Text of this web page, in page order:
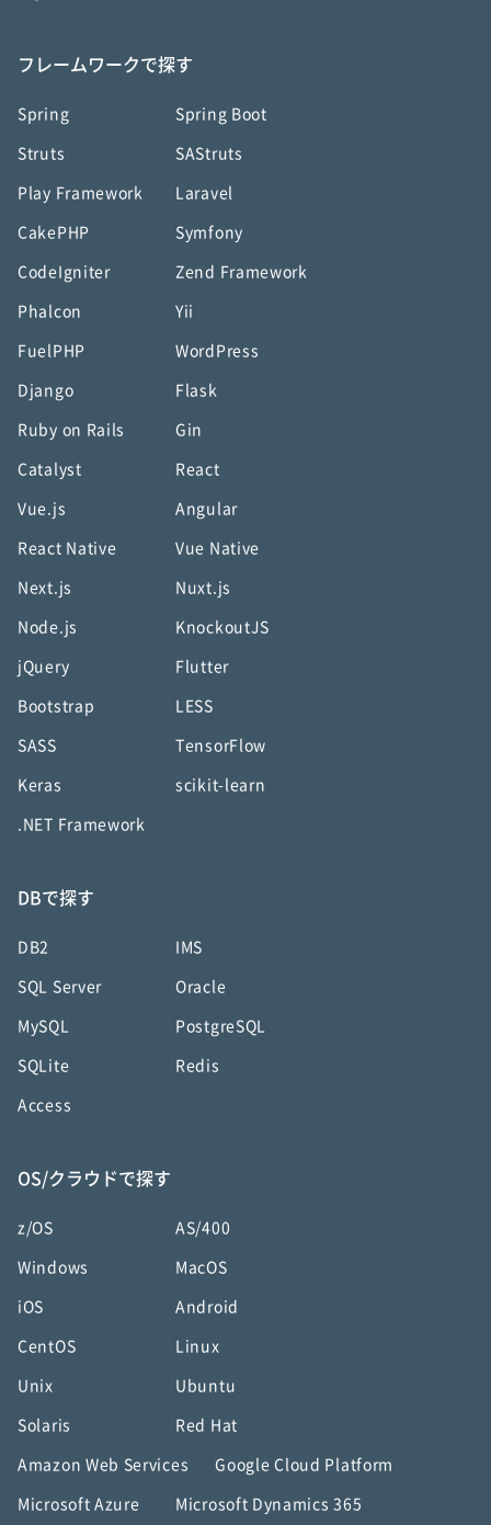
フレームワークで探す
Spring Spring Boot
Struts SAStruts
Play Framework Laravel
CakePHP Symfony
CodeIgniter Zend Framework
Phalcon Yii
FuelPHP WordPress
Django Flask
Ruby on Rails Gin
Catalyst React
Vue.js Angular
React Native Vue Native
Next.js Nuxt.js
Node.js KnockoutJS
jQuery Flutter
Bootstrap LESS
SASS TensorFlow
Keras scikit-learn
.NET Framework
DBで探す
DB2 IMS
SQL Server Oracle
MySQL PostgreSQL
SQLite Redis
Access
OS/クラウドで探す
z/OS AS/400
Windows MacOS
iOS Android
CentOS Linux
Unix Ubuntu
Solaris Red Hat
Amazon Web Services Google Cloud Platform
Microsoft Azure Microsoft Dynamics 365